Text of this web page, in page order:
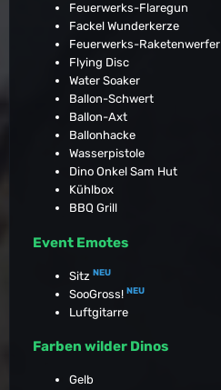
Feuerwerks-Flaregun
Fackel Wunderkerze
Feuerwerks-Raketenwerfer
Flying Disc
Water Soaker
Ballon-Schwert
Ballon-Axt
Ballonhacke
Wasserpistole
Dino Onkel Sam Hut
Kühlbox
BBQ Grill
Event Emotes
Sitz NEU
SooGross! NEU
Luftgitarre
Farben wilder Dinos
Gelb